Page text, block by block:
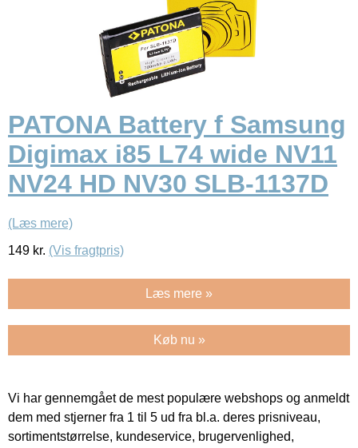
PATONA Battery f Samsung
Digimax i85 L74 wide NV11
NV24 HD NV30 SLB-1137D
(Læs mere)
149 kr. (Vis fragtpris)
Læs mere »
Køb nu »
Vi har gennemgået de mest populære webshops og anmeldt
dem med stjerner fra 1 til 5 ud fra bl.a. deres prisniveau,
sortimentstørrelse, kundeservice, brugervenlighed,